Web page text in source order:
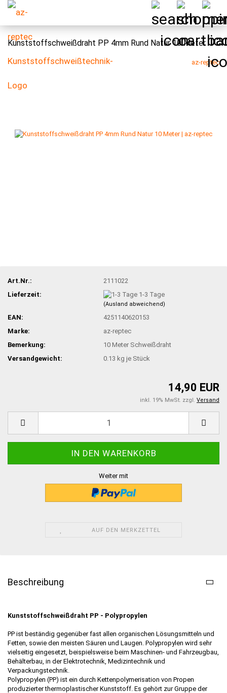
Kunststoffschweißdraht PP 4mm Rund Natur 10 Meter
az-reptec
Art.Nr.:
2111022
Lieferzeit:
1-3 Tage
(Ausland abweichend)
EAN:
4251140620153
Marke:
az-reptec
Bemerkung:
10 Meter Schweißdraht
Versandgewicht:
0.13 kg je Stück
14,90 EUR
inkl. 19% MwSt. zzgl. Versand
Weiter mit
AUF DEN MERKZETTEL
Beschreibung
Kunststoffschweißdraht PP - Polypropylen
PP ist beständig gegenüber fast allen organischen Lösungsmitteln und
Fetten, sowie den meisten Säuren und Laugen. Polypropylen wird sehr
vielseitig eingesetzt, beispielsweise beim Maschinen- und Fahrzeugbau,
Behälterbau, in der Elektrotechnik, Medizintechnik und
Verpackungstechnik.
Polypropylen (PP) ist ein durch Kettenpolymerisation von Propen
produzierter thermoplastischer Kunststoff. Es gehört zur Gruppe der